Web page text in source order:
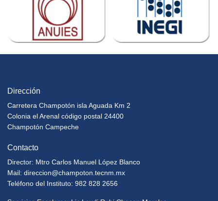
Dirección
Carretera Champotón isla Aguada Km 2
Colonia el Arenal código postal 24400
Champotón Campeche
Contacto
Director: Mtro Carlos Manuel López Blanco
Mail: direccion@champoton.tecnm.mx
Teléfono del Instituto: 982 828 2656